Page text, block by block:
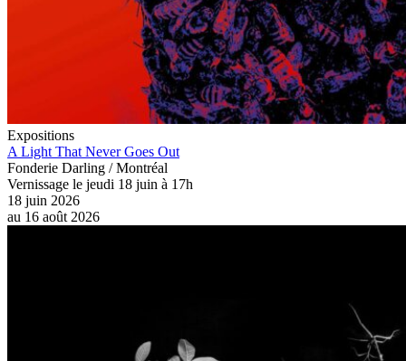
Expositions
A Light That Never Goes Out
Fonderie Darling / Montréal
Vernissage le jeudi 18 juin à 17h
18 juin 2026
au 16 août 2026